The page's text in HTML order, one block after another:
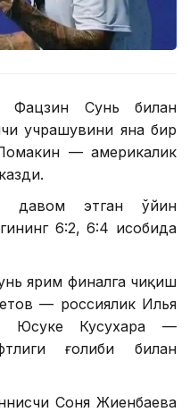
Фацзин Сунь билан
учрашувини яна бир
— америкалик
давом этган ўйин
6:2, 6:4 ҳисобида
ярим финалга чиқиш
— россиялик Илья
Юсуке Кусухара —
ғолиби билан
Соня Жиенбаева